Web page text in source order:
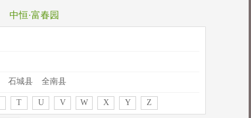
中恒·富春园
石城县 全南县
T U V W X Y Z